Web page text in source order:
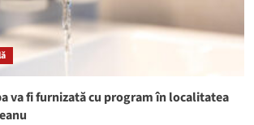
va fi furnizată cu program în localitatea